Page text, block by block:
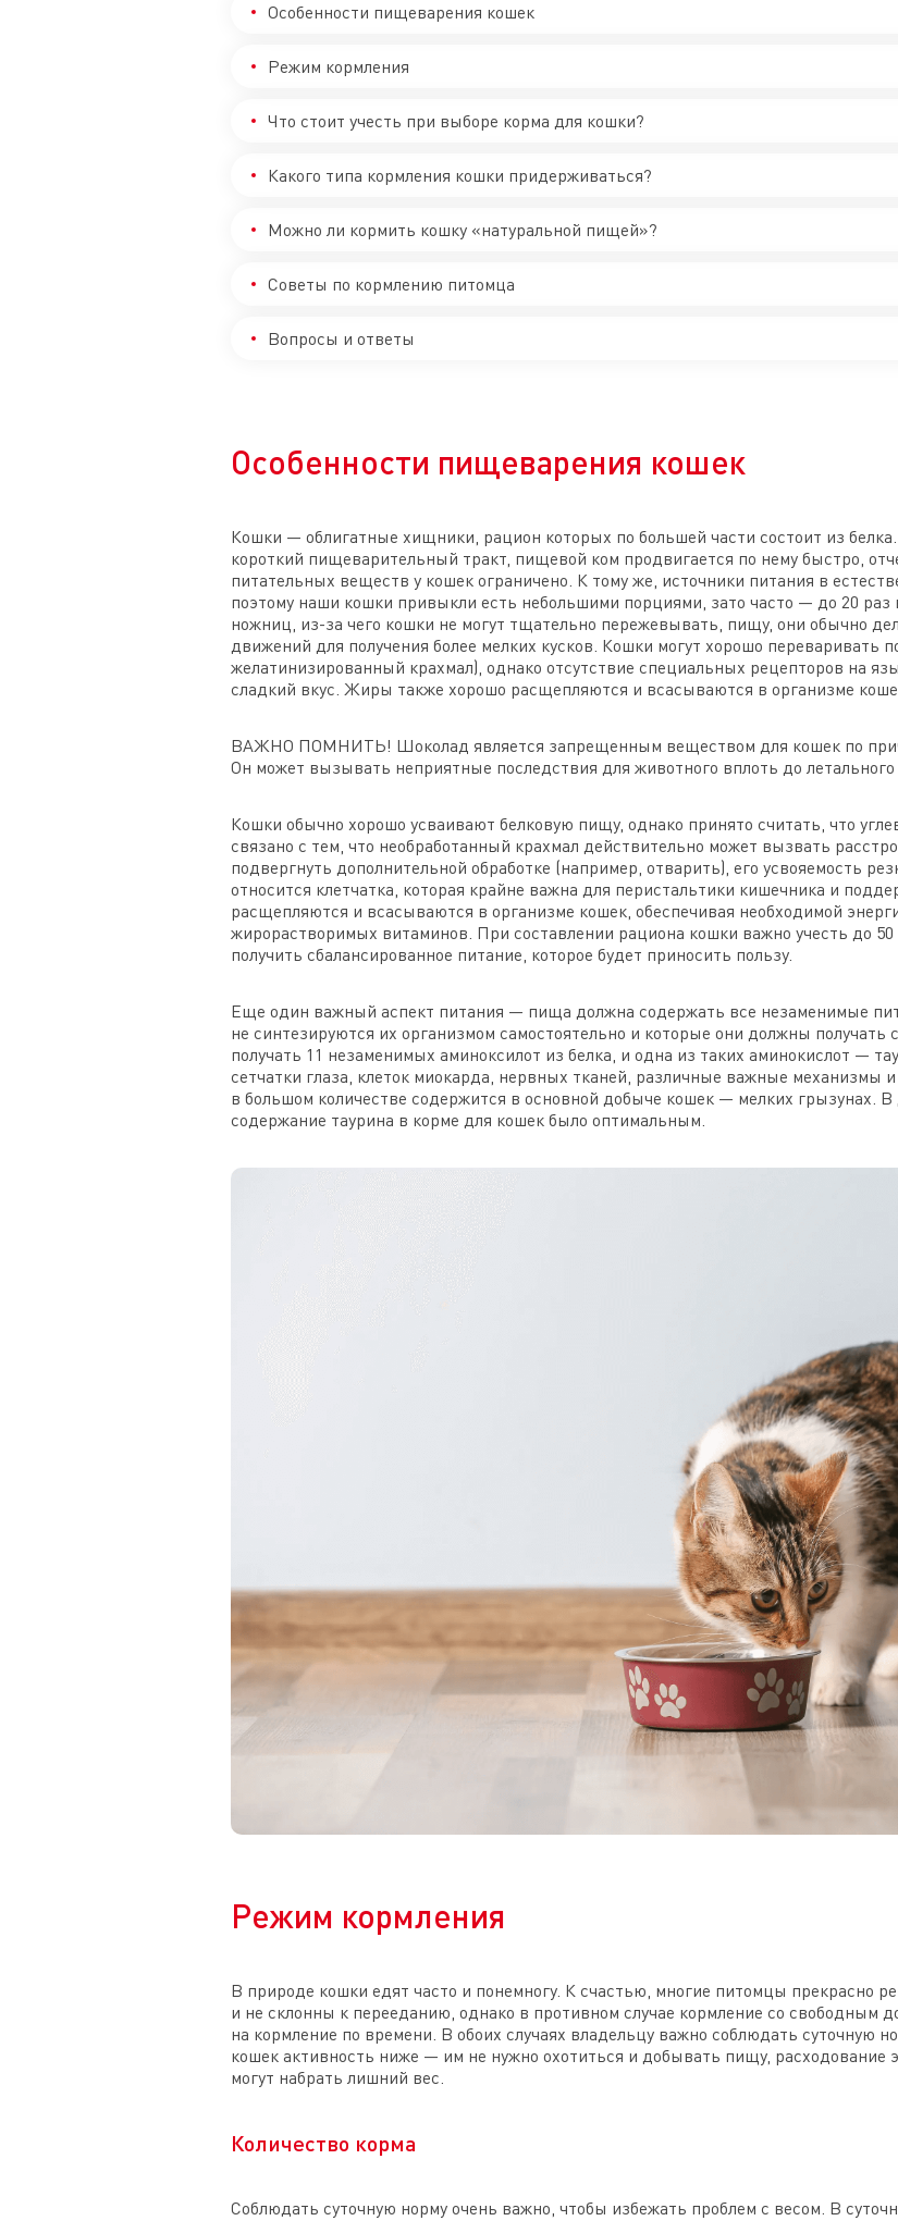
Особенности пищеварения кошек
Режим кормления
Что стоит учесть при выборе корма для кошки?
Какого типа кормления кошки придерживаться?
Можно ли кормить кошку «натуральной пищей»?
Советы по кормлению питомца
Вопросы и ответы
Особенности пищеварения кошек
Кошки — облигатные хищники, рацион которых по большей части состоит из
короткий пищеварительный тракт, пищевой ком продвигается по нему быстро,
питательных веществ у кошек ограничено. К тому же, источники питания в
поэтому наши кошки привыкли есть небольшими порциями, зато часто — до 20
ножниц, из-за чего кошки не могут тщательно пережевывать, пищу, они обычно
движений для получения более мелких кусков. Кошки могут хорошо переваривать
желатинизированный крахмал), однако отсутствие специальных рецепторов на
сладкий вкус. Жиры также хорошо расщепляются и всасываются в организме
ВАЖНО ПОМНИТЬ! Шоколад является запрещенным веществом для кошек по
Он может вызывать неприятные последствия для животного вплоть до летального
Кошки обычно хорошо усваивают белковую пищу, однако принято считать, что
связано с тем, что необработанный крахмал действительно может вызвать
подвергнуть дополнительной обработке (например, отварить), его усвояемость
относится клетчатка, которая крайне важна для перистальтики кишечника и
расщепляются и всасываются в организме кошек, обеспечивая необходимой
жирорастворимых витаминов. При составлении рациона кошки важно учесть до
получить сбалансированное питание, которое будет приносить пользу.
Еще один важный аспект питания — пища должна содержать все незаменимые
не синтезируются их организмом самостоятельно и которые они должны
получать 11 незаменимых аминоксилот из белка, и одна из таких аминокислот —
сетчатки глаза, клеток миокарда, нервных тканей, различные важные механизмы
в большом количестве содержится в основной добыче кошек — мелких грызунах.
содержание таурина в корме для кошек было оптимальным.
Режим кормления
В природе кошки едят часто и понемногу. К счастью, многие питомцы прекрасно
и не склонны к перееданию, однако в противном случае кормление со свободным
на кормление по времени. В обоих случаях владельцу важно соблюдать суточную
кошек активность ниже — им не нужно охотиться и добывать пищу, расходование
могут набрать лишний вес.
Количество корма
Соблюдать суточную норму очень важно, чтобы избежать проблем с весом. В